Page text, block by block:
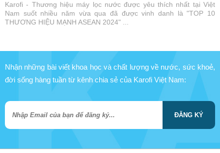
Karofi - Thương hiệu máy lọc nước được yêu thích nhất tại Việt
Nam suốt nhiều năm vừa qua đã được vinh danh là "TOP 10
THƯƠNG HIỆU MẠNH ASEAN 2024" ...
Nhận những bài viết khoa học và chất lượng về nước, sức khoẻ,
đời sống hàng tuần từ kênh chia sẻ của Karofi Việt Nam:
ĐĂNG KÝ